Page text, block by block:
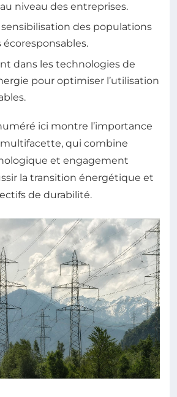
au niveau des entreprises.
des populations
dans les technologies de
pour optimiser l’utilisation
ici montre l’importance
qui combine
et engagement
la transition énergétique et
de durabilité.